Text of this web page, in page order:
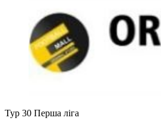
Тур 30 Перша ліга